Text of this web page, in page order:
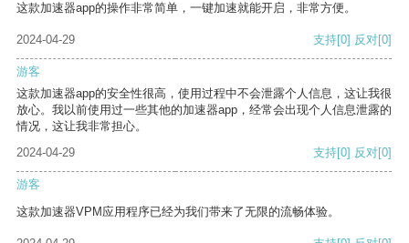
这款加速器app的操作非常简单，一键加速就能开启，非常方便。
2024-04-29 支持[0] 反对[0]
游客
这款加速器app的安全性很高，使用过程中不会泄露个人信息，这让我很
放心。我以前使用过一些其他的加速器app，经常会出现个人信息泄露的
情况，这让我非常担心。
2024-04-29
支持[0] 反对[0]
游客
这款加速器VPM应用程序已经为我们带来了无限的流畅体验。